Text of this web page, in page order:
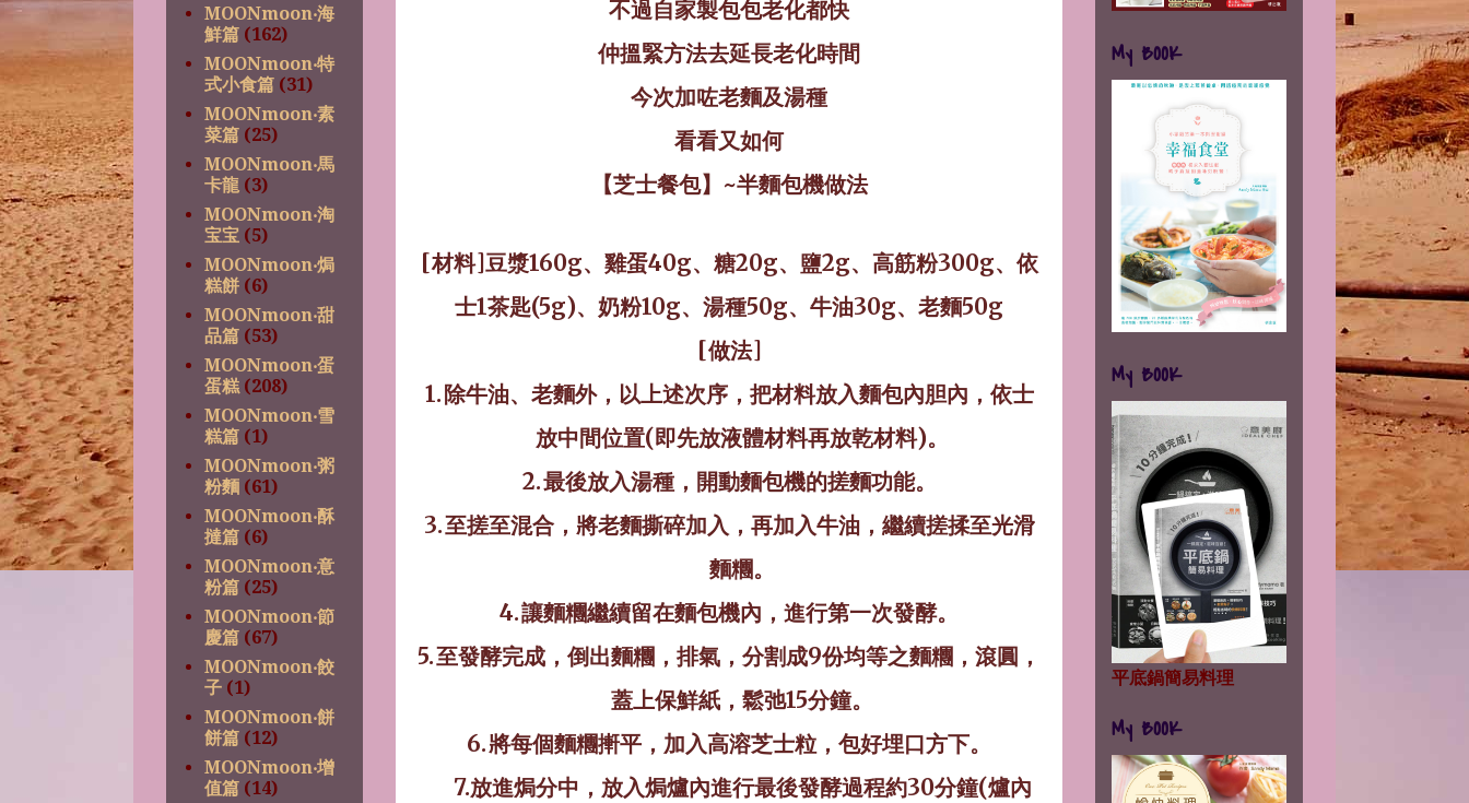
不過自家製包包老化都快
仲搵緊方法去延長老化時間
今次加咗老麵及湯種
看看又如何
【芝士餐包】 ~半麵包機做法
[材料]豆漿160g、雞蛋40g、糖20g、鹽2g、高筋粉300g、依
士1茶匙(5g)、奶粉10g、湯種50g、牛油30g、老麵50g
[做法]
1. 除牛油、老麵外，以上述次序，把材料放入麵包內胆內，依士
放中間位置(即先放液體材料再放乾材料)。
2.最後放入湯種，開動麵包機的搓麵功能。
3.至搓至混合，將老麵撕碎加入，再加入牛油，繼續搓揉至光滑
麵糰。
4.讓麵糰繼續留在麵包機內，進行第一次發酵。
5.至發酵完成，倒出麵糰，排氣，分割成9份均等之麵糰，滾圓，
蓋上保鮮紙，鬆弛15分鐘。
6.將每個麵糰搟平，加入高溶芝士粒，包好埋口方下。
7.放進焗分中，放入焗爐內進行最後發酵過程約30分鐘(爐內
MOONmoon‧海
鮮篇 (162)
MOONmoon‧特
式小食篇 (31)
MOONmoon‧素
菜篇 (25)
MOONmoon‧馬
卡龍 (3)
MOONmoon‧淘
宝宝 (5)
MOONmoon‧焗
糕餅 (6)
MOONmoon‧甜
品篇 (53)
MOONmoon‧蛋
蛋糕 (208)
MOONmoon‧雪
糕篇 (1)
MOONmoon‧粥
粉麵 (61)
MOONmoon‧酥
撻篇 (6)
MOONmoon‧意
粉篇 (25)
MOONmoon‧節
慶篇 (67)
MOONmoon‧餃
子 (1)
MOONmoon‧餅
餅篇 (12)
MOONmoon‧增
值篇 (14)
My BOOK
My BOOK
平底鍋簡易料理
My BOOK